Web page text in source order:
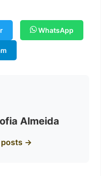
WhatsApp
Almeida
posts →